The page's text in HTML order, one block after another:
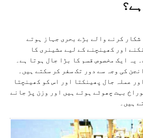
شکار کرنے والے بڑے بحری جہاز ہوتے
اور کھینچنے کے لیے مشینری کا
یہ ایک مخصوص قسم کا بڑا جال ہوتا ہے۔
کی وجہ سے دور تک سفر کر سکتے ہیں۔
عملہ جال پھینکتا اور اس کو کھینچتا
بہت چھوٹے ہوتے ہیں اور وزن پڑ جانے
ہیں۔